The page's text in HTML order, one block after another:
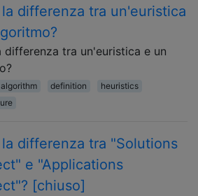
la differenza tra un'euristica
differenza tra un'euristica e un
algorithm definition
heuristics
la differenza tra "Solutions
e "Applications
[chiuso]